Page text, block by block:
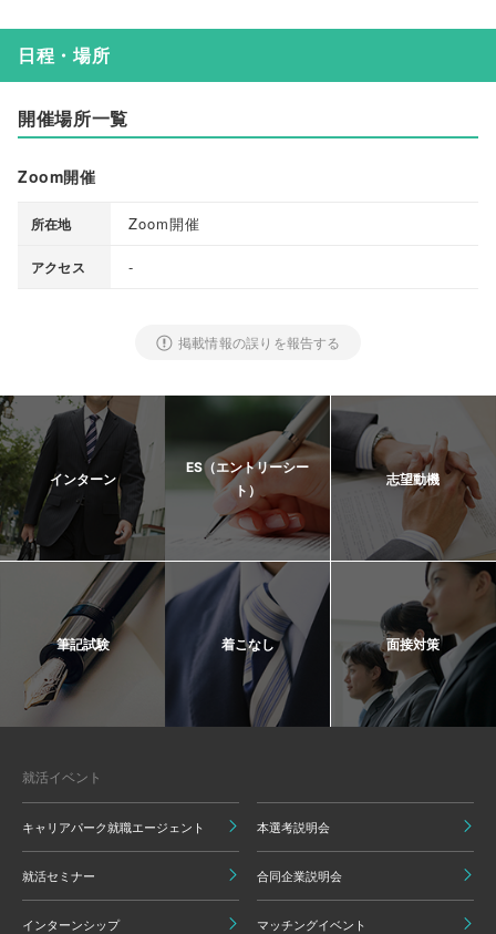
日程・場所
開催場所一覧
Zoom開催
所在地 Zoom開催
アクセス -
掲載情報の誤りを報告する
インターン
ES（エントリーシー
ト）
志望動機
筆記試験 着こなし 面接対策
就活イベント
キャリアパーク就職エージェント 本選考説明会
就活セミナー 合同企業説明会
インターンシップ マッチングイベント